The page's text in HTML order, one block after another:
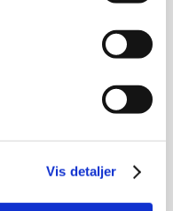
Vis detaljer
Liv&Død - Dansk